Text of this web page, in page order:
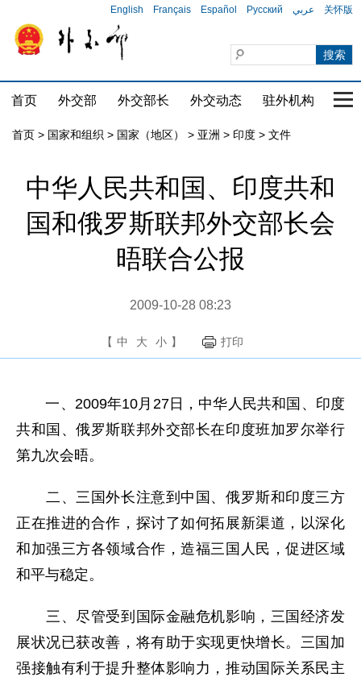
English Français Español Русский عربي 关怀版
首页 外交部 外交部长 外交动态 驻外机构 国
首页 > 国家和组织 > 国家（地区） > 亚洲 > 印度 > 文件
中华人民共和国、印度共和
国和俄罗斯联邦外交部长会
晤联合公报
2009-10-28 08:23
【 中 大 小 】 打印
一、2009年10月27日，中华人民共和国、印度
共和国、俄罗斯联邦外交部长在印度班加罗尔举行
第九次会晤。
二、三国外长注意到中国、俄罗斯和印度三方
正在推进的合作，探讨了如何拓展新渠道，以深化
和加强三方各领域合作，造福三国人民，促进区域
和平与稳定。
三、尽管受到国际金融危机影响，三国经济发
展状况已获改善，将有助于实现更快增长。三国加
强接触有利于提升整体影响力，推动国际关系民主